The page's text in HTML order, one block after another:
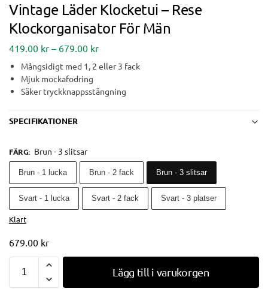
Vintage Läder Klocketui – Rese
Klockorganisator För Män
419.00 kr – 679.00 kr
Mångsidigt med 1, 2 eller 3 fack
Mjuk mockafodring
Säker tryckknappsstängning
SPECIFIKATIONER
FÄRG: Brun - 3 slitsar
Brun - 1 lucka Brun - 2 fack Brun - 3 slitsar
Svart - 1 lucka Svart - 2 fack Svart - 3 platser
Klart
679.00 kr
Lägg till i varukorgen